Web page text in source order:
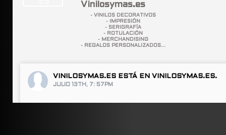
Vinilosymas.es
- VINILOS DECORATIVOS
- IMPRESIÓN
- SERIGRAFÍA
- ROTULACIÓN
- MERCHANDISING
- REGALOS PERSONALIZADOS...
VINILOSYMAS.ES ESTÁ EN VINILOSYMAS.ES.
JULIO 13TH, 7: 57PM